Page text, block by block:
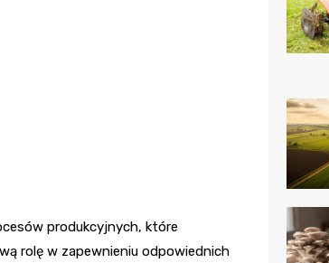
produkcyjnych, które
rolę w zapewnieniu odpowiednich